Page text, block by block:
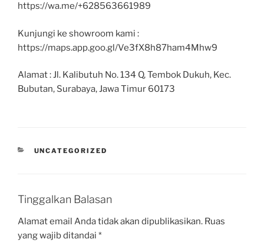
https://wa.me/+628563661989
Kunjungi ke showroom kami :
https://maps.app.goo.gl/Ve3fX8h87ham4Mhw9
Alamat : Jl. Kalibutuh No. 134 Q, Tembok Dukuh, Kec.
Bubutan, Surabaya, Jawa Timur 60173
UNCATEGORIZED
Tinggalkan Balasan
Alamat email Anda tidak akan dipublikasikan. Ruas
yang wajib ditandai *